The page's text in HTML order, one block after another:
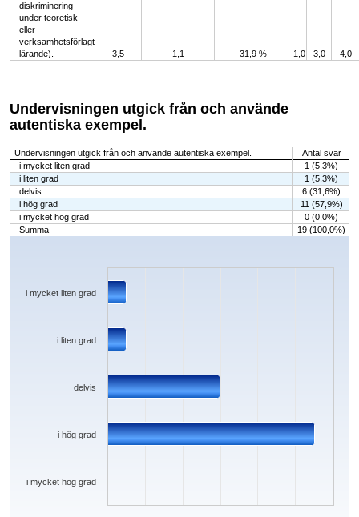
diskriminering
under teoretisk
eller
verksamhetsförlagt
lärande).
3,5 1,1 31,9 % 1,0 3,0 4,0
Undervisningen utgick från och använde
autentiska exempel.
Undervisningen utgick från och använde autentiska exempel.
Antal svar
i mycket liten grad
1 (5,3%)
i liten grad
1 (5,3%)
delvis
6 (31,6%)
i hög grad
11 (57,9%)
i mycket hög grad
0 (0,0%)
Summa
19 (100,0%)
Chart
The chart has 1 X axis displaying categories.
The chart has 1 Y axis displaying values. Data ranges from 0 to 11.
i mycket hög grad
i hög grad
delvis
i liten grad
i mycket liten grad